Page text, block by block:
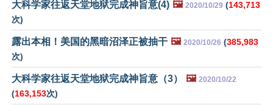
大科学家往返天堂地狱完成神旨意(4) 🖼️ 2020/10/29 (143,713
次)
露出本相！美国的黑暗沼泽正被抽干 🖼️ 2020/10/26 (385,983
次)
大科学家往返天堂地狱完成神旨意（3） 🖼️ 2020/10/22
(163,153次)